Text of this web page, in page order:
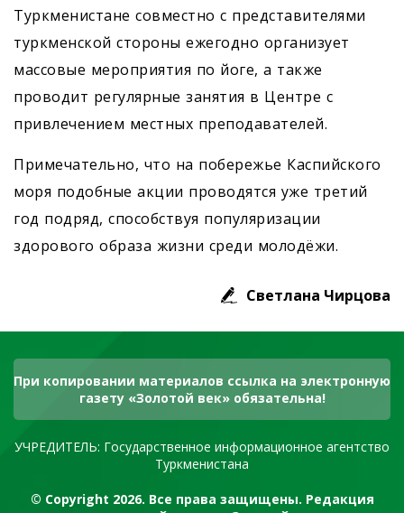
Туркменистане совместно с представителями
туркменской стороны ежегодно организует
массовые мероприятия по йоге, а также
проводит регулярные занятия в Центре с
привлечением местных преподавателей.
Примечательно, что на побережье Каспийского
моря подобные акции проводятся уже третий
год подряд, способствуя популяризации
здорового образа жизни среди молодёжи.
Светлана Чирцова
При копировании материалов ссылка на электронную
газету «Золотой век» обязательна!
УЧРЕДИТЕЛЬ: Государственное информационное агентство
Туркменистана
© Copyright 2026. Все права защищены. Редакция